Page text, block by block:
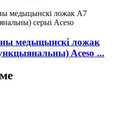
медыцынскі ложак
Aceso ...